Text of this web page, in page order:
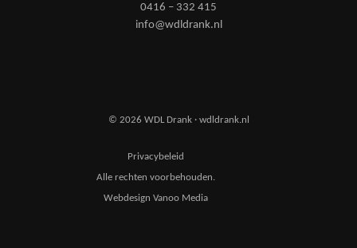
0416 – 332 415
info@wdldrank.nl
© 2026 WDL Drank · wdldrank.nl
Privacybeleid
Alle rechten voorbehouden.
Webdesign Vanoo Media